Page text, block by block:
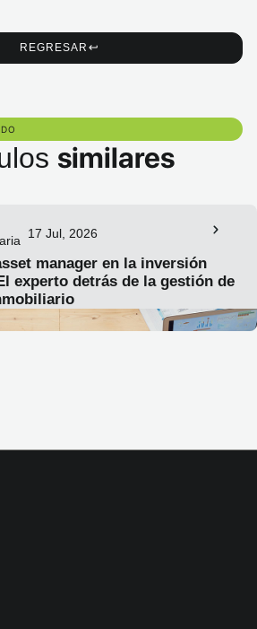
REGRESAR
similares
17 Jul, 2026
manager en la inversión
experto detrás de la gestión de